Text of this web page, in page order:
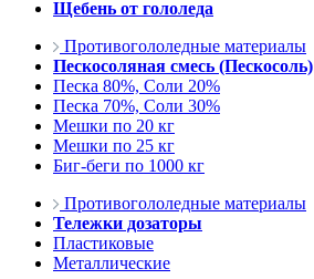
Щебень от гололеда
Противогололедные материалы
Пескосоляная смесь (Пескосоль)
Песка 80%, Соли 20%
Песка 70%, Соли 30%
Мешки по 20 кг
Мешки по 25 кг
Биг-беги по 1000 кг
Противогололедные материалы
Тележки дозаторы
Пластиковые
Металлические